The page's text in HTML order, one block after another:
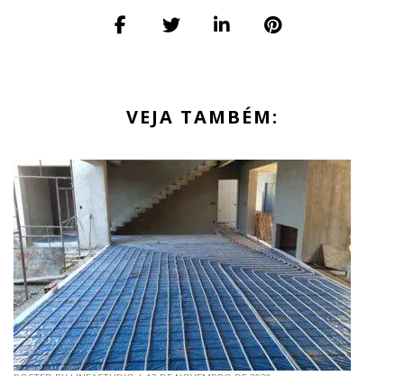
VEJA TAMBÉM: